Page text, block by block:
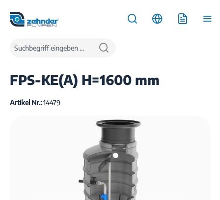
springen
Produkte Wasserentsorgung
FPS-KE(A) H=1600 mm
Artikel Nr.:14479